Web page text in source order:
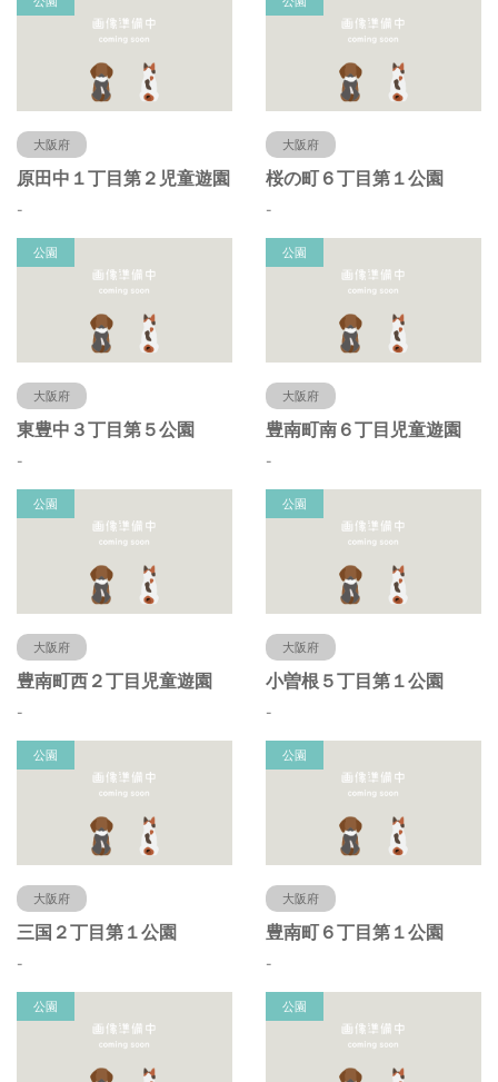
大阪府
原田中１丁目第２児童遊園
-
大阪府
桜の町６丁目第１公園
-
公園
大阪府
東豊中３丁目第５公園
-
公園
大阪府
豊南町南６丁目児童遊園
-
公園
大阪府
豊南町西２丁目児童遊園
-
公園
大阪府
小曽根５丁目第１公園
-
公園
大阪府
三国２丁目第１公園
-
公園
大阪府
豊南町６丁目第１公園
-
公園 公園